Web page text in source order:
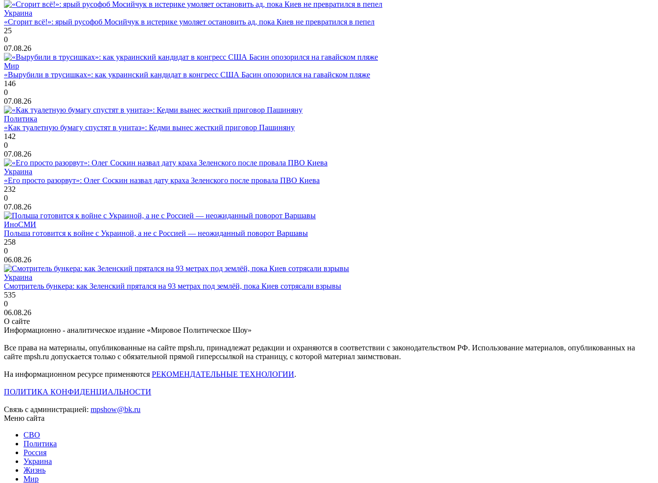
Украина
«Сгорит всё!»: ярый русофоб Мосийчук в истерике умоляет остановить ад, пока Киев не превратился в пепел
25
0
07.08.26
Мир
«Вырубили в трусишках»: как украинский кандидат в конгресс США Басин опозорился на гавайском пляже
146
0
07.08.26
Политика
«Как туалетную бумагу спустят в унитаз»: Кедми вынес жесткий приговор Пашиняну
142
0
07.08.26
Украина
«Его просто разорвут»: Олег Соскин назвал дату краха Зеленского после провала ПВО Киева
232
0
07.08.26
ИноСМИ
Польша готовится к войне с Украиной, а не с Россией — неожиданный поворот Варшавы
258
0
06.08.26
Украина
Смотритель бункера: как Зеленский прятался на 93 метрах под землёй, пока Киев сотрясали взрывы
535
0
06.08.26
О сайте
Информационно - аналитическое издание «Мировое Политическое Шоу»
Все права на материалы, опубликованные на сайте mpsh.ru, принадлежат редакции и охраняются в соответствии с законодательством РФ. Использование материалов, опубликованных на
сайте mpsh.ru допускается только с обязательной прямой гиперссылкой на страницу, с которой материал заимствован.
На информационном ресурсе применяются РЕКОМЕНДАТЕЛЬНЫЕ ТЕХНОЛОГИИ.
ПОЛИТИКА КОНФИДЕНЦИАЛЬНОСТИ
Связь с администрацией: mpshow@bk.ru
Меню сайта
СВО
Политика
Россия
Украина
Жизнь
Мир